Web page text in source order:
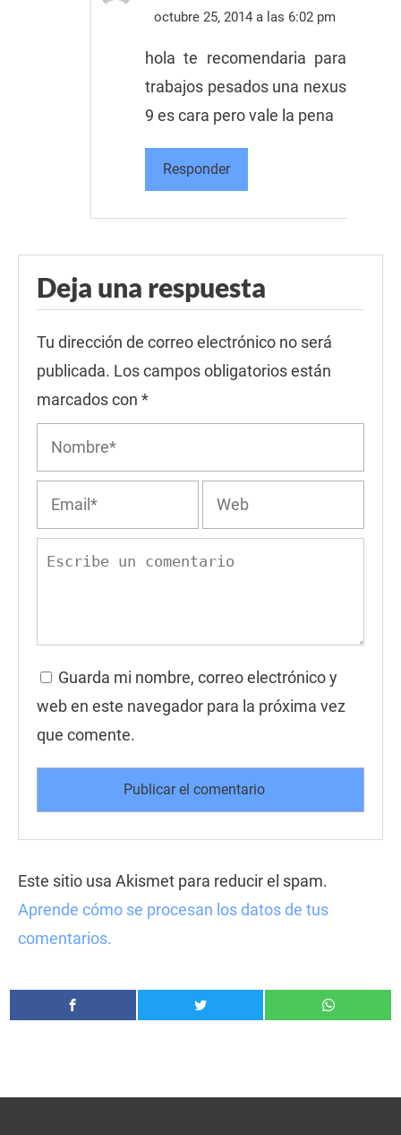
octubre 25, 2014 a las 6:02 pm
hola te recomendaria para
trabajos pesados una nexus
9 es cara pero vale la pena
Responder
Deja una respuesta
Tu dirección de correo electrónico no será
publicada. Los campos obligatorios están
marcados con *
Guarda mi nombre, correo electrónico y
web en este navegador para la próxima vez
que comente.
Este sitio usa Akismet para reducir el spam.
Aprende cómo se procesan los datos de tus
comentarios.